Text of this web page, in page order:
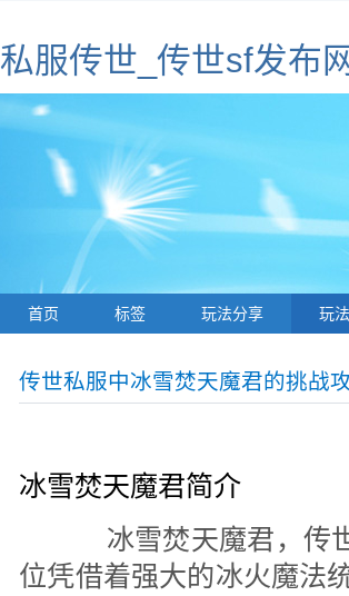
私服传世_传世sf发布
首页 标签 玩法分享 玩
传世私服中冰雪焚天魔君的挑战
冰雪焚天魔君简介
冰雪焚天魔君，传世
位凭借着强大的冰火魔法